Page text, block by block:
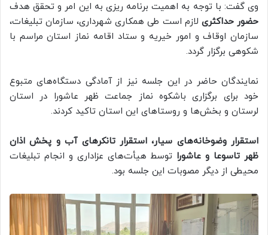
وی گفت: با توجه به اهمیت برنامه ریزی به این امر و تحقق هدف
حضور حداکثری لازم است طی همکاری شهرداری، سازمان تبلیغات،
سازمان اوقاف و امور خیریه و ستاد اقامه نماز استان مراسم با
شکوهی برگزار گردد.
نمایندگان حاضر در این جلسه نیز از آمادگی دستگاه‌های متبوع
خود برای برگزاری باشکوه نماز جماعت ظهر عاشورا در استان
لرستان و بخش‌ها و روستاهای این استان تاکید کردند.
استقرار وضوخانه‌های سیار، استقرار تانکرهای آب و پخش اذان
ظهر تاسوعا و عاشورا توسط هیأت‌های عزاداری و انجام تبلیغات
محیطی از دیگر مصوبات این جلسه بود.